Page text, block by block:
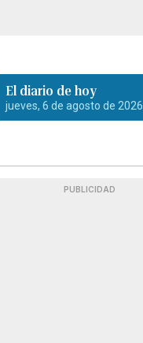
El diario de hoy
jueves, 6 de agosto de 2026
PUBLICIDAD